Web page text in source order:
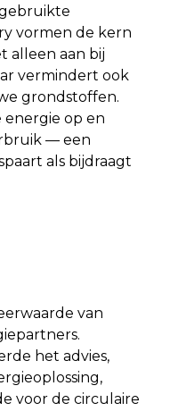
vormen de kern
alleen aan bij
vermindert ook
grondstoffen.
op en
— een
als bijdraagt
van
het advies,
voor de circulaire